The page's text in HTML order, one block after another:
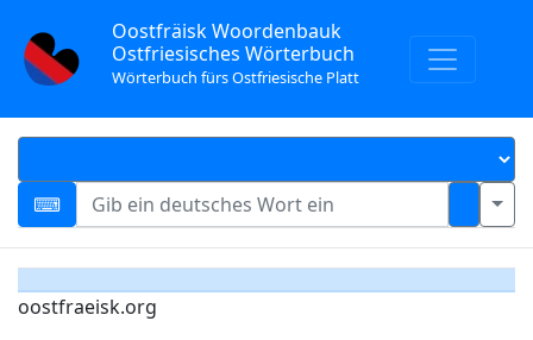
Oostfräisk Woordenbauk
Ostfriesisches Wörterbuch
Wörterbuch fürs Ostfriesische Platt
oostfraeisk.org